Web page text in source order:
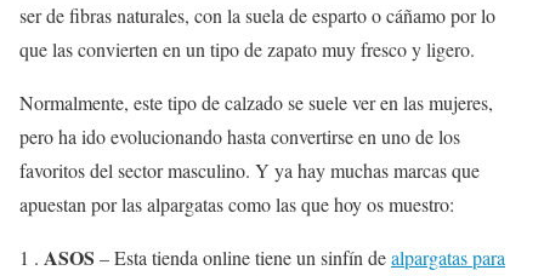
ser de fibras naturales, con la suela de esparto o cáñamo por lo
que las convierten en un tipo de zapato muy fresco y ligero.
Normalmente, este tipo de calzado se suele ver en las mujeres,
pero ha ido evolucionando hasta convertirse en uno de los
favoritos del sector masculino. Y ya hay muchas marcas que
apuestan por las alpargatas como las que hoy os muestro:
1 . ASOS – Esta tienda online tiene un sinfín dealpargatas para